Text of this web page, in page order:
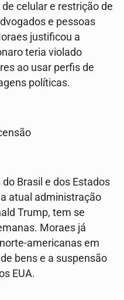
celular e restrição de
e pessoas
justificou a
teria violado
ao usar perfis de
políticas.
Brasil e dos Estados
atual administração
Trump, tem se
Moraes já
americanas em
bens e a suspensão
EUA.